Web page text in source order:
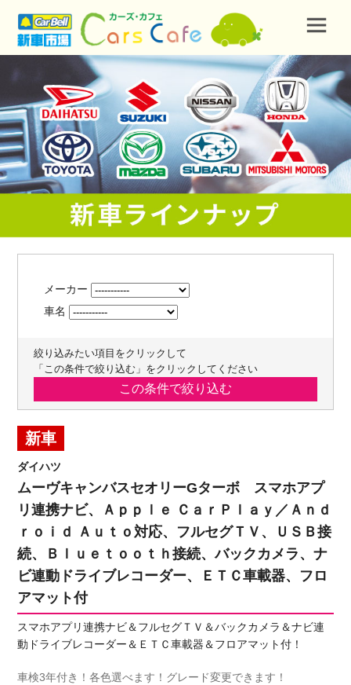
メーカー
車名
絞り込みたい項目をクリックして
「この条件で絞り込む」をクリックしてください
新車
ダイハツ
ムーヴキャンバスセオリーGターボ スマホアプ
リ連携ナビ、Ａｐｐｌｅ ＣａｒＰｌａｙ／Ａｎｄ
ｒｏｉｄ Ａｕｔｏ対応、フルセグＴＶ、ＵＳＢ接
続、Ｂｌｕｅｔｏｏｔｈ接続、バックカメラ、ナ
ビ連動ドライブレコーダー、ＥＴＣ車載器、フロ
アマット付
スマホアプリ連携ナビ＆フルセグＴＶ＆バックカメラ＆ナビ連
動ドライブレコーダー＆ＥＴＣ車載器＆フロアマット付！
車検3年付き！各色選べます！グレード変更できます！